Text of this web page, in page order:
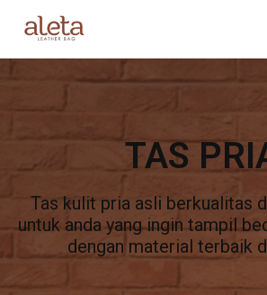
TAS
Tas kulit pria asli berkualitas
untuk anda yang ingin tampil
dengan material terbaik